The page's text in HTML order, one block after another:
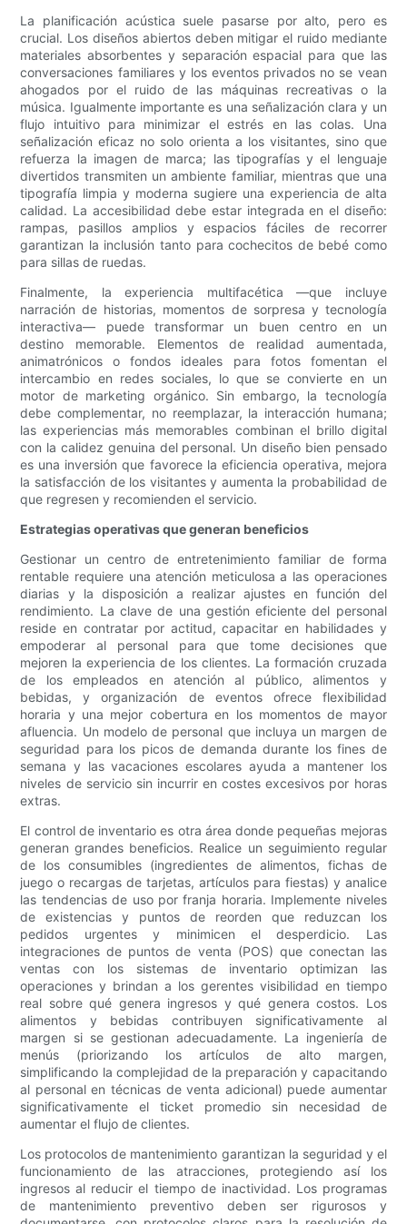
La planificación acústica suele pasarse por alto, pero es
crucial. Los diseños abiertos deben mitigar el ruido mediante
materiales absorbentes y separación espacial para que las
conversaciones familiares y los eventos privados no se vean
ahogados por el ruido de las máquinas recreativas o la
música. Igualmente importante es una señalización clara y un
flujo intuitivo para minimizar el estrés en las colas. Una
señalización eficaz no solo orienta a los visitantes, sino que
refuerza la imagen de marca; las tipografías y el lenguaje
divertidos transmiten un ambiente familiar, mientras que una
tipografía limpia y moderna sugiere una experiencia de alta
calidad. La accesibilidad debe estar integrada en el diseño:
rampas, pasillos amplios y espacios fáciles de recorrer
garantizan la inclusión tanto para cochecitos de bebé como
para sillas de ruedas.
Finalmente, la experiencia multifacética —que incluye
narración de historias, momentos de sorpresa y tecnología
interactiva— puede transformar un buen centro en un
destino memorable. Elementos de realidad aumentada,
animatrónicos o fondos ideales para fotos fomentan el
intercambio en redes sociales, lo que se convierte en un
motor de marketing orgánico. Sin embargo, la tecnología
debe complementar, no reemplazar, la interacción humana;
las experiencias más memorables combinan el brillo digital
con la calidez genuina del personal. Un diseño bien pensado
es una inversión que favorece la eficiencia operativa, mejora
la satisfacción de los visitantes y aumenta la probabilidad de
que regresen y recomienden el servicio.
Estrategias operativas que generan beneficios
Gestionar un centro de entretenimiento familiar de forma
rentable requiere una atención meticulosa a las operaciones
diarias y la disposición a realizar ajustes en función del
rendimiento. La clave de una gestión eficiente del personal
reside en contratar por actitud, capacitar en habilidades y
empoderar al personal para que tome decisiones que
mejoren la experiencia de los clientes. La formación cruzada
de los empleados en atención al público, alimentos y
bebidas, y organización de eventos ofrece flexibilidad
horaria y una mejor cobertura en los momentos de mayor
afluencia. Un modelo de personal que incluya un margen de
seguridad para los picos de demanda durante los fines de
semana y las vacaciones escolares ayuda a mantener los
niveles de servicio sin incurrir en costes excesivos por horas
extras.
El control de inventario es otra área donde pequeñas mejoras
generan grandes beneficios. Realice un seguimiento regular
de los consumibles (ingredientes de alimentos, fichas de
juego o recargas de tarjetas, artículos para fiestas) y analice
las tendencias de uso por franja horaria. Implemente niveles
de existencias y puntos de reorden que reduzcan los
pedidos urgentes y minimicen el desperdicio. Las
integraciones de puntos de venta (POS) que conectan las
ventas con los sistemas de inventario optimizan las
operaciones y brindan a los gerentes visibilidad en tiempo
real sobre qué genera ingresos y qué genera costos. Los
alimentos y bebidas contribuyen significativamente al
margen si se gestionan adecuadamente. La ingeniería de
menús (priorizando los artículos de alto margen,
simplificando la complejidad de la preparación y capacitando
al personal en técnicas de venta adicional) puede aumentar
significativamente el ticket promedio sin necesidad de
aumentar el flujo de clientes.
Los protocolos de mantenimiento garantizan la seguridad y el
funcionamiento de las atracciones, protegiendo así los
ingresos al reducir el tiempo de inactividad. Los programas
de mantenimiento preventivo deben ser rigurosos y